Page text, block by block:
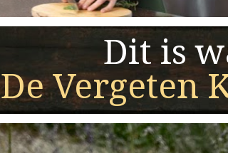
Dit is
De Vergeten